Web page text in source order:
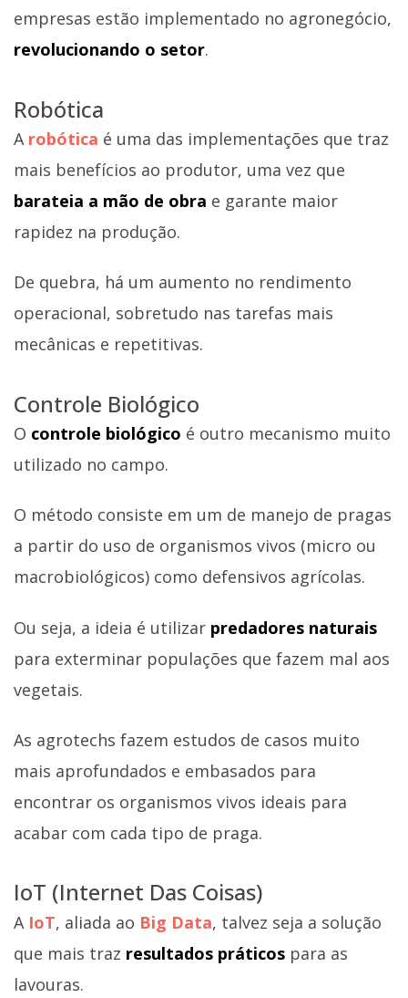
empresas estão implementado no agronegócio,
revolucionando o setor.
Robótica
A robótica é uma das implementações que traz
mais benefícios ao produtor, uma vez que
barateia a mão de obra e garante maior
rapidez na produção.
De quebra, há um aumento no rendimento
operacional, sobretudo nas tarefas mais
mecânicas e repetitivas.
Controle Biológico
O controle biológico é outro mecanismo muito
utilizado no campo.
O método consiste em um de manejo de pragas
a partir do uso de organismos vivos (micro ou
macrobiológicos) como defensivos agrícolas.
Ou seja, a ideia é utilizar predadores naturais
para exterminar populações que fazem mal aos
vegetais.
As agrotechs fazem estudos de casos muito
mais aprofundados e embasados para
encontrar os organismos vivos ideais para
acabar com cada tipo de praga.
IoT (Internet Das Coisas)
A IoT, aliada ao Big Data, talvez seja a solução
que mais traz resultados práticos para as
lavouras.